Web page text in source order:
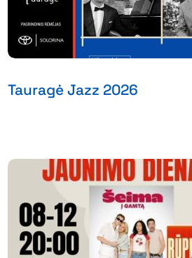
Tauragė Jazz 2026